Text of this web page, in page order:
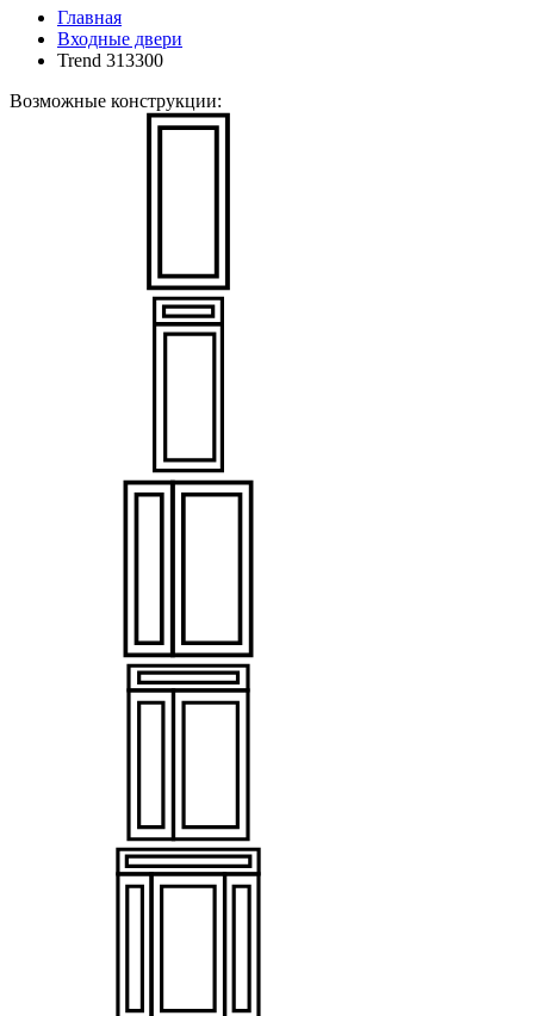
Главная
Входные двери
Trend 313300
Возможные конструкции: